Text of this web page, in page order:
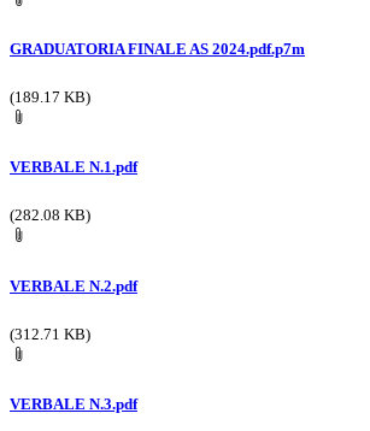
GRADUATORIA FINALE AS 2024.pdf.p7m
(189.17 KB)
VERBALE N.1.pdf
(282.08 KB)
VERBALE N.2.pdf
(312.71 KB)
VERBALE N.3.pdf